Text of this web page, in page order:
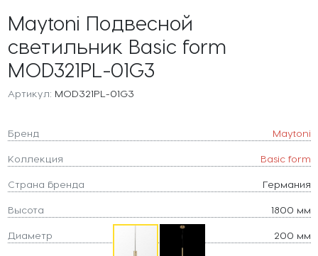
Maytoni Подвесной
светильник Basic form
MOD321PL-01G3
Артикул: MOD321PL-01G3
Бренд Maytoni
Коллекция Basic form
Страна бренда Германия
Высота 1800 мм
Диаметр 200 мм